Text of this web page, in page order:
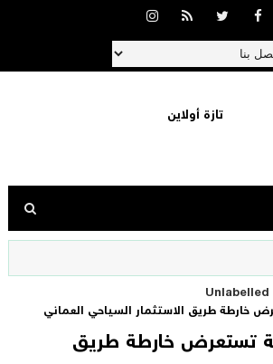
Unlabelled
خارطة طريق الاستثمار السياحي العماني
تستعرض خارطة طريق